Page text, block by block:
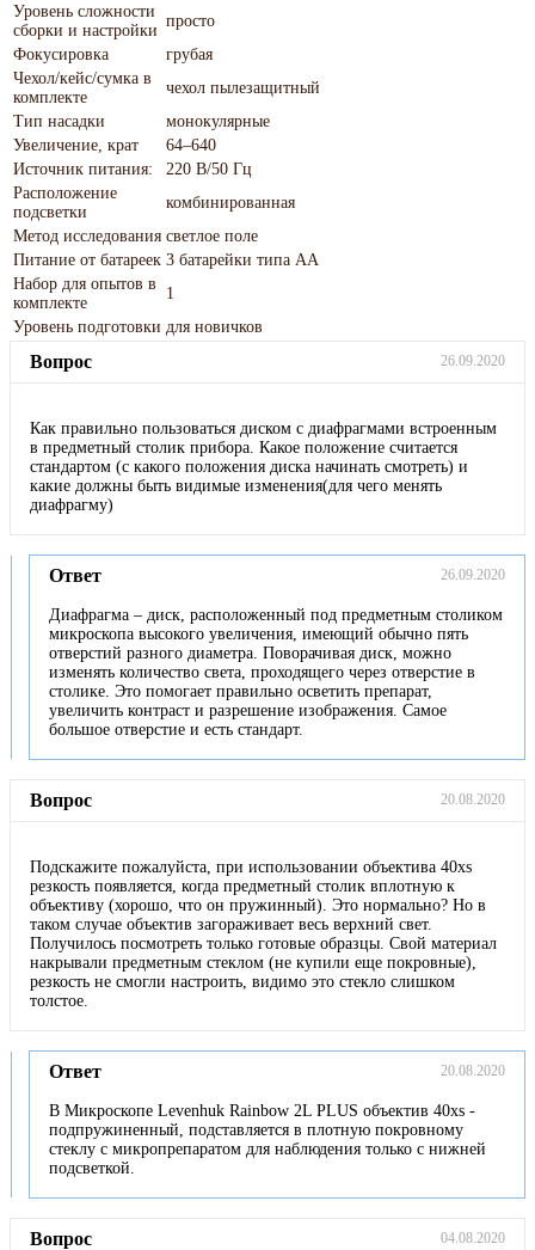
Уровень сложности
сборки и настройки
просто
Фокусировка
грубая
Чехол/кейс/сумка в
комплекте
чехол пылезащитный
Тип насадки
монокулярные
Увеличение, крат
64–640
Источник питания:
220 В/50 Гц
Расположение
подсветки
комбинированная
Метод исследования светлое поле
Питание от батареек 3 батарейки типа АА
Набор для опытов в
комплекте
1
Уровень подготовки для новичков
Вопрос 26.09.2020
Как правильно пользоваться диском с диафрагмами встроенным
в предметный столик прибора. Какое положение считается
стандартом (с какого положения диска начинать смотреть) и
какие должны быть видимые изменения(для чего менять
диафрагму)
Ответ 26.09.2020
Диафрагма – диск, расположенный под предметным столиком
микроскопа высокого увеличения, имеющий обычно пять
отверстий разного диаметра. Поворачивая диск, можно
изменять количество света, проходящего через отверстие в
столике. Это помогает правильно осветить препарат,
увеличить контраст и разрешение изображения. Самое
большое отверстие и есть стандарт.
Вопрос 20.08.2020
Подскажите пожалуйста, при использовании объектива 40хs
резкость появляется, когда предметный столик вплотную к
объективу (хорошо, что он пружинный). Это нормально? Но в
таком случае объектив загораживает весь верхний свет.
Получилось посмотреть только готовые образцы. Свой материал
накрывали предметным стеклом (не купили еще покровные),
резкость не смогли настроить, видимо это стекло слишком
толстое.
Ответ 20.08.2020
В Микроскопе Levenhuk Rainbow 2L PLUS объектив 40xs -
подпружиненный, подставляется в плотную покровному
стеклу с микропрепаратом для наблюдения только с нижней
подсветкой.
Вопрос 04.08.2020